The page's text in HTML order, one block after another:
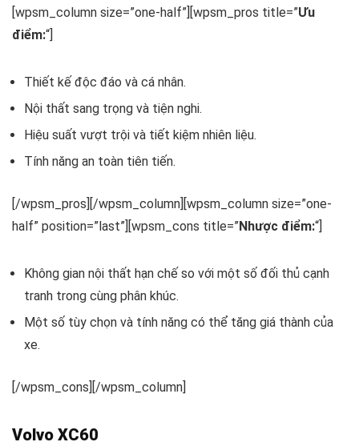
[wpsm_column size=”one-half”][wpsm_pros title=”Ưu
điểm:“]
Thiết kế độc đáo và cá nhân.
Nội thất sang trọng và tiện nghi.
Hiệu suất vượt trội và tiết kiệm nhiên liệu.
Tính năng an toàn tiên tiến.
[/wpsm_pros][/wpsm_column][wpsm_column size=”one-
half” position=”last”][wpsm_cons title=”Nhược điểm:“]
Không gian nội thất hạn chế so với một số đối thủ cạnh
tranh trong cùng phân khúc.
Một số tùy chọn và tính năng có thể tăng giá thành của
xe.
[/wpsm_cons][/wpsm_column]
Volvo XC60